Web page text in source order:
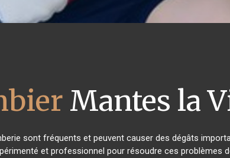
Mantes la
sont fréquents et peuvent causer des dégâts
et professionnel pour résoudre ces problèmes